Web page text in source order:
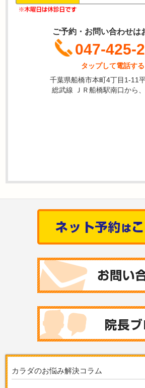
ご予約・お問い合わせは
047-425-
タップして電話する
千葉県船橋市本町4丁目1-11
総武線 ＪＲ船橋駅南口から
カラダのお悩み解決コラム